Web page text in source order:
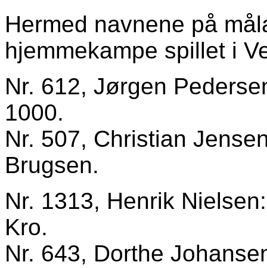
Hermed navnene på
hjemmekampe spillet i
Nr. 612, Jørgen
1000.
Nr. 507, Christian
Brugsen.
Nr. 1313, Henrik
Kro.
Nr. 643, Dorthe